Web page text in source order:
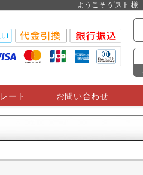
ようこそ ゲスト 様
ート お問い合わせ